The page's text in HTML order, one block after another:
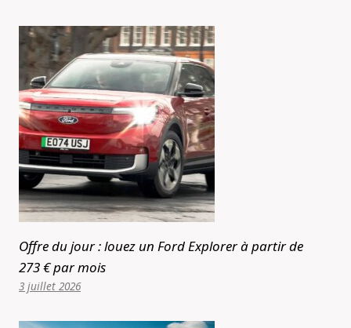
Offre du jour : louez un Ford Explorer à partir de
273 € par mois
3 juillet 2026